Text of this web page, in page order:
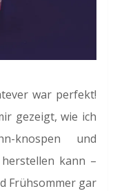
war perfekt!
gezeigt, wie ich
knospen und
kann –
Frühsommer gar